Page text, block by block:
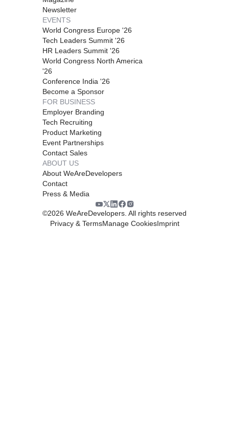
Newsletter
EVENTS
World Congress Europe '26
Tech Leaders Summit '26
HR Leaders Summit '26
World Congress North America
'26
Conference India '26
Become a Sponsor
FOR BUSINESS
Employer Branding
Tech Recruiting
Product Marketing
Event Partnerships
Contact Sales
ABOUT US
About WeAreDevelopers
Contact
Press & Media
©2026 WeAreDevelopers. All rights reserved
Privacy & TermsManage CookiesImprint